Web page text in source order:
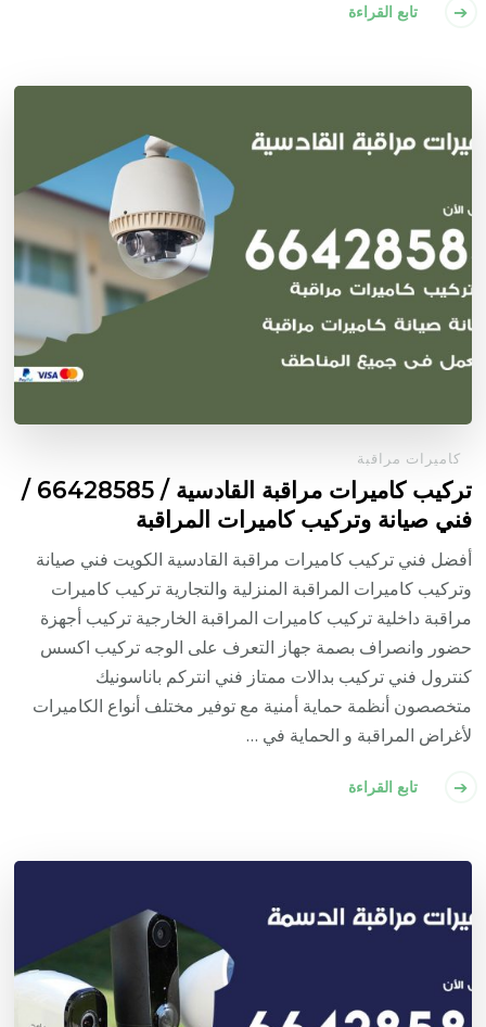
تابع القراءة
كاميرات مراقبة
تركيب كاميرات مراقبة القادسية / 66428585 /
فني صيانة وتركيب كاميرات المراقبة
أفضل فني تركيب كاميرات مراقبة القادسية الكويت فني صيانة
وتركيب كاميرات المراقبة المنزلية والتجارية تركيب كاميرات
مراقبة داخلية تركيب كاميرات المراقبة الخارجية تركيب أجهزة
حضور وانصراف بصمة جهاز التعرف على الوجه تركيب اكسس
كنترول فني تركيب بدالات ممتاز فني انتركم باناسونيك
متخصصون أنظمة حماية أمنية مع توفير مختلف أنواع الكاميرات
لأغراض المراقبة و الحماية في …
تابع القراءة